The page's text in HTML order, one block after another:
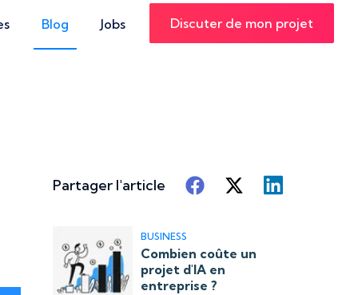
Blog Jobs Discuter de mon projet
Partager l'article
BUSINESS
Combien coûte un
projet d'IA en
entreprise ?